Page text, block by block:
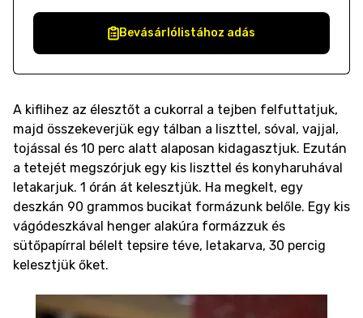
Bevásárlólistához adás
A kiflihez az élesztőt a cukorral a tejben felfuttatjuk,
majd összekeverjük egy tálban a liszttel, sóval, vajjal,
tojással és 10 perc alatt alaposan kidagasztjuk. Ezután
a tetejét megszórjuk egy kis liszttel és konyharuhával
letakarjuk. 1 órán át kelesztjük. Ha megkelt, egy
deszkán 90 grammos bucikat formázunk belőle. Egy kis
vágódeszkával henger alakúra formázzuk és
sütőpapírral bélelt tepsire téve, letakarva, 30 percig
kelesztjük őket.